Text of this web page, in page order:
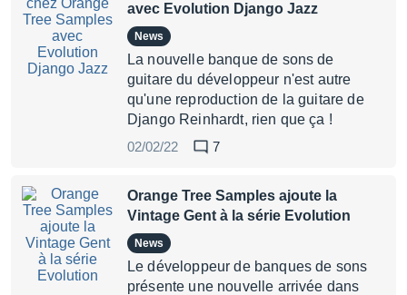
avec Evolution Django Jazz
News
La nouvelle banque de sons de
guitare du développeur n'est autre
qu'une reproduction de la guitare de
Django Reinhardt, rien que ça !
02/02/22
7
Orange Tree Samples ajoute la
Vintage Gent à la série Evolution
News
Le développeur de banques de sons
présente une nouvelle arrivée dans